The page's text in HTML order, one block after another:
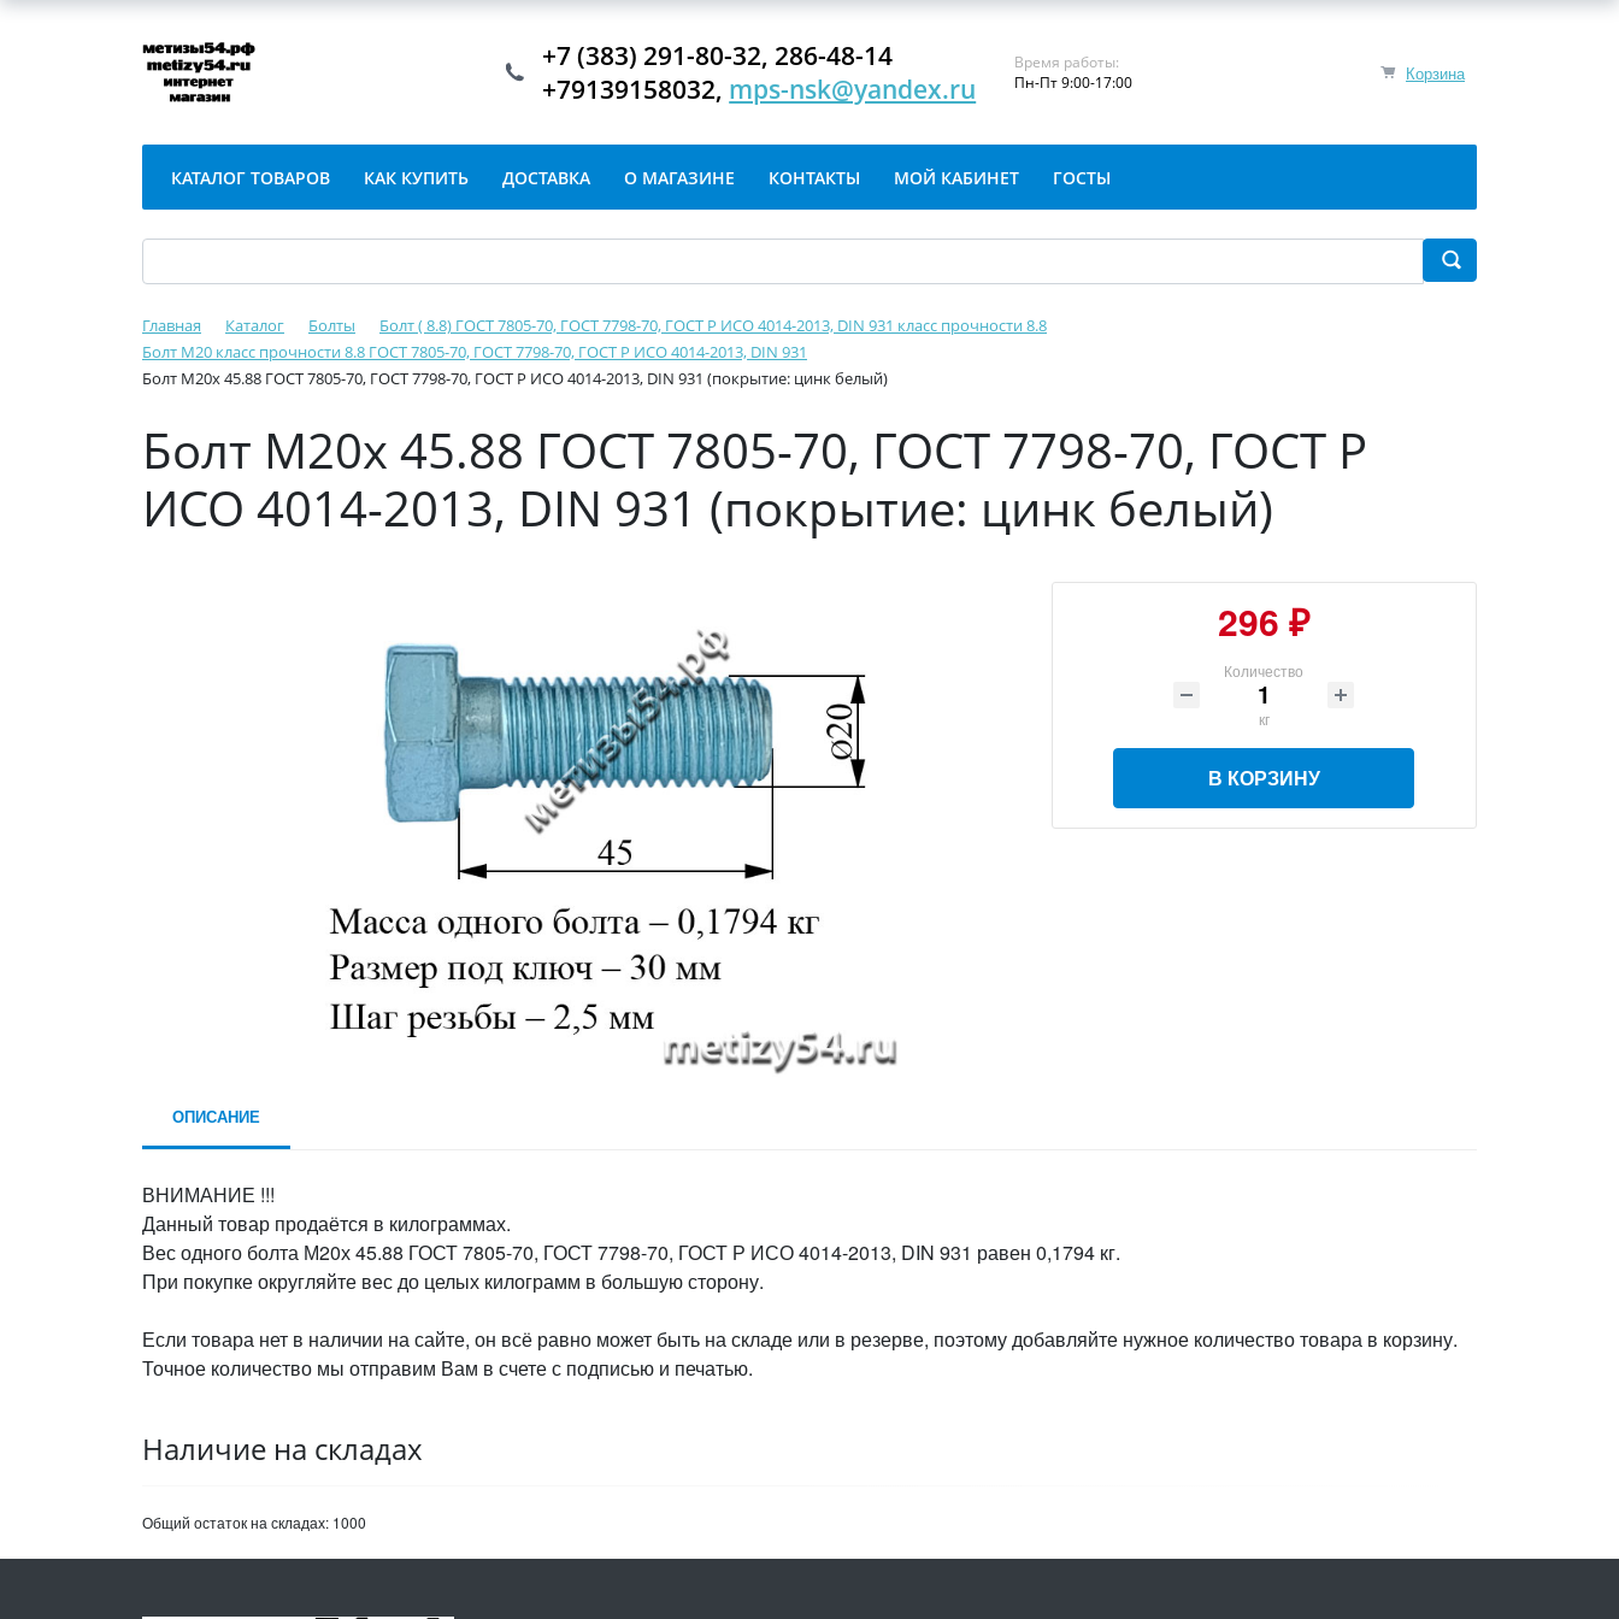
Корзина
+7 (383) 291-80-32, 286-48-14
+79139158032, mps-nsk@yandex.ru
Время работы:
Пн-Пт 9:00-17:00
КАТАЛОГ ТОВАРОВ КАК КУПИТЬ ДОСТАВКА О МАГАЗИНЕ КОНТАКТЫ МОЙ КАБИНЕТ ГОСТЫ
Главная Каталог Болты
Болт ( 8.8) ГОСТ 7805-70, ГОСТ 7798-70, ГОСТ Р ИСО 4014-2013, DIN 931 класс прочности 8.8
Болт М20 класс прочности 8.8 ГОСТ 7805-70, ГОСТ 7798-70, ГОСТ Р ИСО 4014-2013, DIN 931
Болт М20х 45.88 ГОСТ 7805-70, ГОСТ 7798-70, ГОСТ Р ИСО 4014-2013, DIN 931 (покрытие: цинк белый)
Болт М20х 45.88 ГОСТ 7805-70, ГОСТ 7798-70, ГОСТ Р
ИСО 4014-2013, DIN 931 (покрытие: цинк белый)
296 ₽
Количество
кг
В КОРЗИНУ
ОПИСАНИЕ
ВНИМАНИЕ !!!
Данный товар продаётся в килограммах.
Вес одного болта М20х 45.88 ГОСТ 7805-70, ГОСТ 7798-70, ГОСТ Р ИСО 4014-2013, DIN 931 равен 0,1794 кг.
При покупке округляйте вес до целых килограмм в большую сторону.
Если товара нет в наличии на сайте, он всё равно может быть на складе или в резерве, поэтому добавляйте нужное количество товара в корзину.
Точное количество мы отправим Вам в счете с подписью и печатью.
Наличие на складах
Общий остаток на складах: 1000